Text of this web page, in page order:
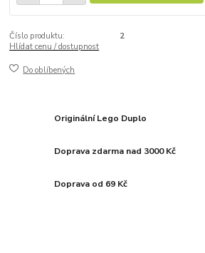
Číslo produktu:
2
Hlídat cenu / dostupnost
Do oblíbených
Originální Lego Duplo
Doprava zdarma nad 3000 Kč
Doprava od 69 Kč